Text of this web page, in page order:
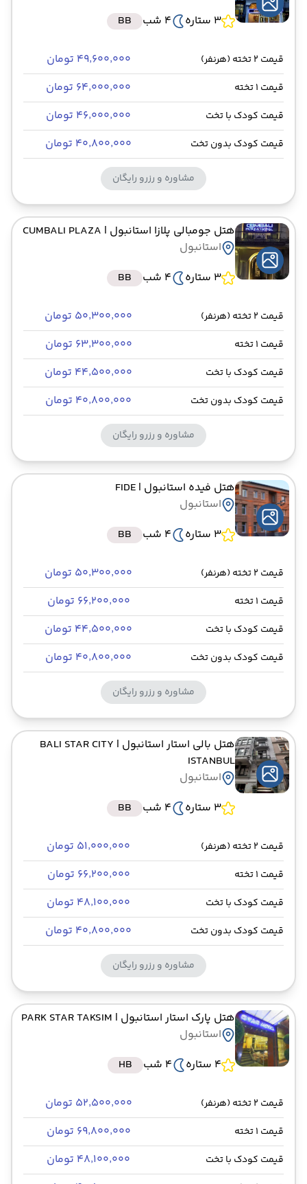
3 ستاره
4 شب BB
قیمت 2 تخته (هرنفر) ۴۹٬۶۰۰٬۰۰۰ تومان
قیمت 1 تخته ۶۴٬۰۰۰٬۰۰۰ تومان
قیمت کودک با تخت ۴۶٬۰۰۰٬۰۰۰ تومان
قیمت کودک بدون تخت ۴۰٬۸۰۰٬۰۰۰ تومان
مشاوره و رزرو رایگان
هتل جومبالی پلازا استانبول | CUMBALI PLAZA
استانبول
3 ستاره
4 شب BB
قیمت 2 تخته (هرنفر) ۵۰٬۳۰۰٬۰۰۰ تومان
قیمت 1 تخته ۶۳٬۳۰۰٬۰۰۰ تومان
قیمت کودک با تخت ۴۴٬۵۰۰٬۰۰۰ تومان
قیمت کودک بدون تخت ۴۰٬۸۰۰٬۰۰۰ تومان
مشاوره و رزرو رایگان
هتل فیده استانبول | FIDE
استانبول
3 ستاره
4 شب BB
قیمت 2 تخته (هرنفر) ۵۰٬۳۰۰٬۰۰۰ تومان
قیمت 1 تخته ۶۶٬۲۰۰٬۰۰۰ تومان
قیمت کودک با تخت ۴۴٬۵۰۰٬۰۰۰ تومان
قیمت کودک بدون تخت ۴۰٬۸۰۰٬۰۰۰ تومان
مشاوره و رزرو رایگان
هتل بالی استار استانبول | BALI STAR CITY
ISTANBUL
استانبول
3 ستاره
4 شب BB
قیمت 2 تخته (هرنفر) ۵۱٬۰۰۰٬۰۰۰ تومان
قیمت 1 تخته ۶۶٬۲۰۰٬۰۰۰ تومان
قیمت کودک با تخت ۴۸٬۱۰۰٬۰۰۰ تومان
قیمت کودک بدون تخت ۴۰٬۸۰۰٬۰۰۰ تومان
مشاوره و رزرو رایگان
هتل پارک استار استانبول | PARK STAR TAKSIM
استانبول
4 ستاره
4 شب HB
قیمت 2 تخته (هرنفر) ۵۲٬۵۰۰٬۰۰۰ تومان
قیمت 1 تخته ۶۹٬۸۰۰٬۰۰۰ تومان
قیمت کودک با تخت ۴۸٬۱۰۰٬۰۰۰ تومان